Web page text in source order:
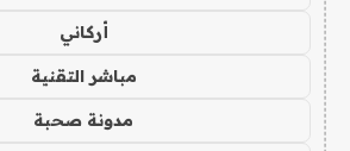
أركاني
مباشر التقنية
مدونة صحبة